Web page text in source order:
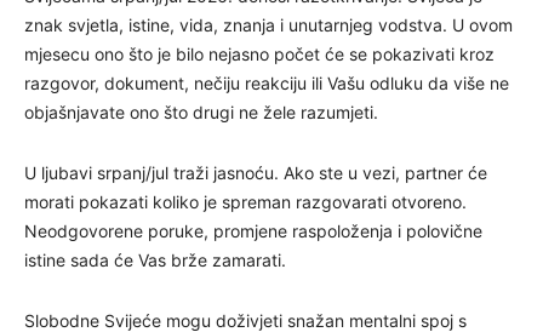
znak svjetla, istine, vida, znanja i unutarnjeg vodstva. U ovom
mjesecu ono što je bilo nejasno počet će se pokazivati kroz
razgovor, dokument, nečiju reakciju ili Vašu odluku da više ne
objašnjavate ono što drugi ne žele razumjeti.
U ljubavi srpanj/jul traži jasnoću. Ako ste u vezi, partner će
morati pokazati koliko je spreman razgovarati otvoreno.
Neodgovorene poruke, promjene raspoloženja i polovične
istine sada će Vas brže zamarati.
Slobodne Svijeće mogu doživjeti snažan mentalni spoj s